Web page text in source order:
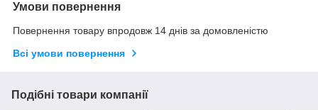
Умови повернення
Повернення товару впродовж 14 днів за домовленістю
Всі умови повернення
Подібні товари компанії